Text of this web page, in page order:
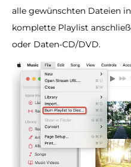
alle gewünschten Dateien
komplette Playlist
oder Daten-CD/DVD.